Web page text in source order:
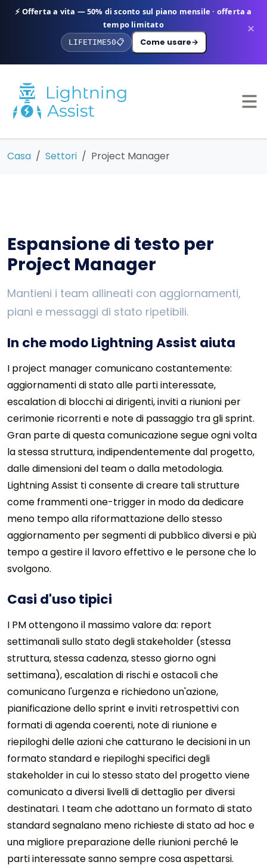
⚡ Offerta a vita — 50% di sconto sul piano mensile · offerta a
tempo limitato
LIFETIME50📋 Come usare→
×
Casa Settori Project Manager
Espansione di testo per
Project Manager
Mantieni i team allineati con aggiornamenti,
piani e messaggi di stato ripetibili.
In che modo Lightning Assist aiuta
I project manager comunicano costantemente:
aggiornamenti di stato alle parti interessate,
escalation di blocchi ai dirigenti, inviti a riunioni per
cerimonie ricorrenti e note di passaggio tra gli sprint.
Gran parte di questa comunicazione segue ogni volta
la stessa struttura, indipendentemente dal progetto,
dalle dimensioni del team o dalla metodologia.
Lightning Assist ti consente di creare tali strutture
come frammenti one-trigger in modo da dedicare
meno tempo alla riformattazione dello stesso
aggiornamento per segmenti di pubblico diversi e più
tempo a gestire il lavoro effettivo e le persone che lo
svolgono.
Casi d'uso tipici
I PM ottengono il massimo valore da: report
settimanali sullo stato degli stakeholder (stessa
struttura, stessa cadenza, stesso giorno ogni
settimana), escalation di rischi e ostacoli che
comunicano l'urgenza e richiedono un'azione,
pianificazione dello sprint e inviti retrospettivi con
formati di agenda coerenti, note di riunione e
riepiloghi delle azioni che catturano le decisioni in un
formato standard e riepiloghi specifici degli
stakeholder in cui lo stesso stato del progetto viene
comunicato a diversi livelli di dettaglio per diversi
destinatari. I team che adottano un formato di stato
standard segnalano meno richieste di stato ad hoc e
una migliore preparazione delle riunioni perché le
parti interessate sanno sempre cosa aspettarsi.